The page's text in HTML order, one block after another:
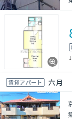
賃貸アパート 六月